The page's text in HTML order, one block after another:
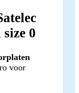
0
voor